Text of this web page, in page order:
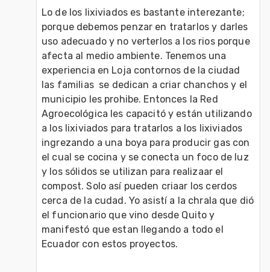
Lo de los lixiviados es bastante interezante;
porque debemos penzar en tratarlos y darles
uso adecuado y no verterlos a los rios porque
afecta al medio ambiente. Tenemos una
experiencia en Loja contornos de la ciudad
las familias  se dedican a criar chanchos y el
municipio les prohibe. Entonces la Red
Agroecológica les capacitó y están utilizando
a los lixiviados para tratarlos a los lixiviados
ingrezando a una boya para producir gas con
el cual se cocina y se conecta un foco de luz
y los sólidos se utilizan para realizaar el
compost. Solo así pueden criaar los cerdos
cerca de la cudad. Yo asistí a la chrala que dió
el funcionario que vino desde Quito y
manifestó que estan llegando a todo el